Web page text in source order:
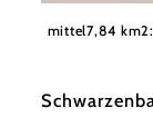
Gemeinde
mittel7,84 km